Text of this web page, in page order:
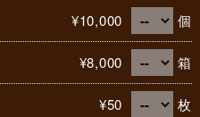
¥10,000 個
¥8,000 箱
¥50 枚